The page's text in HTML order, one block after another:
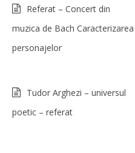
Referat – Concert din
muzica de Bach Caracterizarea
personajelor
Tudor Arghezi – universul
poetic – referat